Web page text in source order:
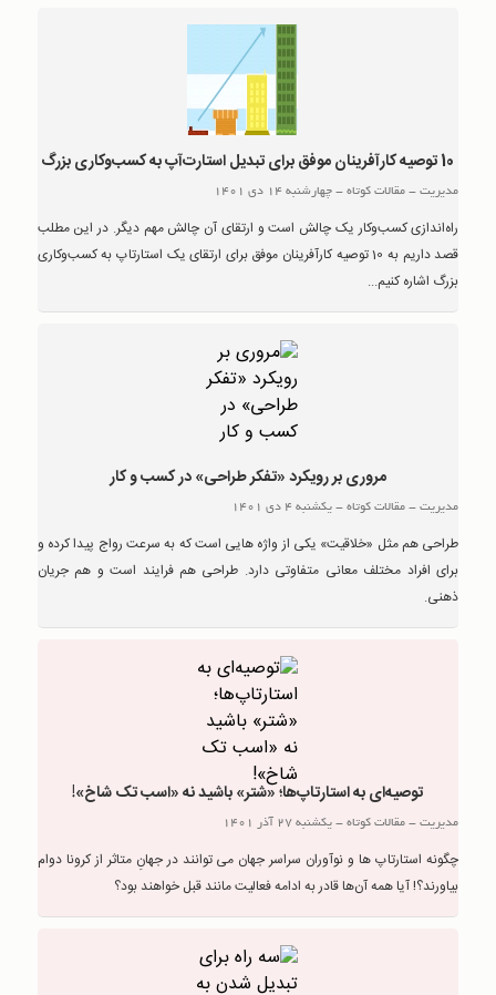
10 توصیه کارآفرینان موفق برای تبدیل استارت‌آپ به کسب‌و‌کاری بزرگ
مدیریت-مقالات کوتاه-چهارشنبه 14 دی 1401
راه‌اندازی کسب‌وکار یک چالش است و ارتقای آن چالش مهم دیگر. در این مطلب
قصد داریم به 10 توصیه کارآفرینان موفق برای ارتقای یک استارتاپ به کسب‌و‌کاری
بزرگ اشاره کنیم...
مروری بر رویکرد «تفکر طراحی» در کسب و کار
مدیریت-مقالات کوتاه-یکشنبه 4 دی 1401
طراحی هم مثل «خلاقیت» یکی از واژه هایی است که به سرعت رواج پیدا کرده و
برای افراد مختلف معانی متفاوتی دارد. طراحی هم فرایند است و هم جریان
ذهنی.
توصیه‌ای به استارتاپ‌ها؛ «شتر» باشید نه «اسب تک شاخ»!
مدیریت-مقالات کوتاه-یکشنبه 27 آذر 1401
چگونه استارتاپ ها و نوآوران سراسر جهان می توانند در جهانِ متاثر از کرونا دوام
بیاورند؟! آیا همه آن‌ها قادر به ادامه فعالیت مانند قبل خواهند بود؟